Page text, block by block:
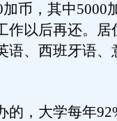
币，其中5000
作以后再还。居
语、西班牙语、
，大学每年